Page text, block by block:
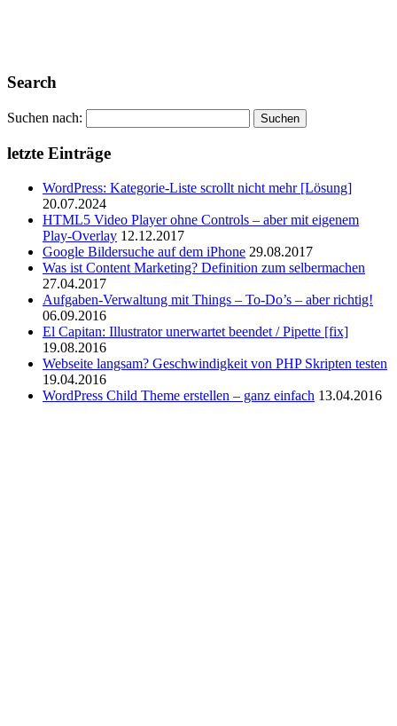
Search
Suchen nach:
letzte Einträge
WordPress: Kategorie-Liste scrollt nicht mehr [Lösung]
20.07.2024
HTML5 Video Player ohne Controls – aber mit eigenem
Play-Overlay 12.12.2017
Google Bildersuche auf dem iPhone 29.08.2017
Was ist Content Marketing? Definition zum selbermachen
27.04.2017
Aufgaben-Verwaltung mit Things – To-Do’s – aber richtig!
06.09.2016
El Capitan: Illustrator unerwartet beendet / Pipette [fix]
19.08.2016
Webseite langsam? Geschwindigkeit von PHP Skripten testen
19.04.2016
WordPress Child Theme erstellen – ganz einfach 13.04.2016